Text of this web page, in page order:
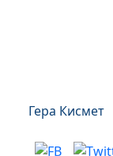
Гера Кисмет